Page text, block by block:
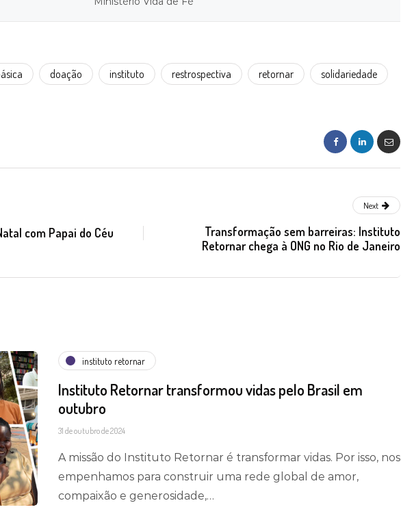
doação instituto restrospectiva retornar
solidariedade
com Papai do Céu
Next
Transformação sem barreiras: Instituto
Retornar chega à ONG no Rio de Janeiro
instituto retornar
Instituto Retornar transformou vidas pelo Brasil em
outubro
31 de outubro de 2024
A missão do Instituto Retornar é transformar vidas. Por isso, nos
empenhamos para construir uma rede global de amor,
compaixão e generosidade,…